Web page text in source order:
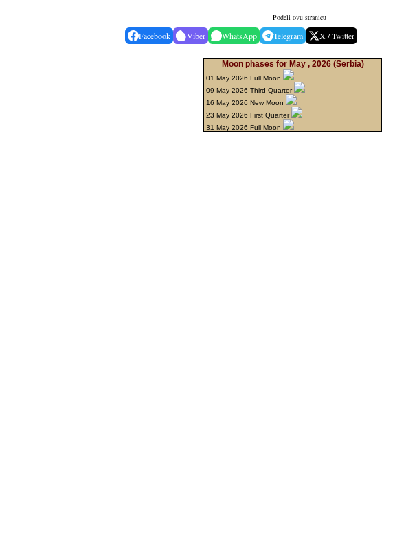
Podeli ovu stranicu
Facebook Viber WhatsApp Telegram X / Twitter
Moon phases for May , 2026 (Serbia)
01 May 2026 Full Moon
09 May 2026 Third Quarter
16 May 2026 New Moon
23 May 2026 First Quarter
31 May 2026 Full Moon